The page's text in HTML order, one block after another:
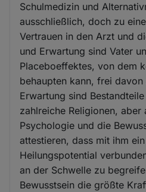
Schulmedizin und
ausschließlich, doch zu
Vertrauen in den Arzt und
und Erwartung sind Vater
Placeboeffektes, von dem
behaupten kann, frei
Erwartung sind
zahlreiche Religionen, aber
Psychologie und die
attestieren, dass mit ihm
Heilungspotential
an der Schwelle zu
Bewusstsein die größte